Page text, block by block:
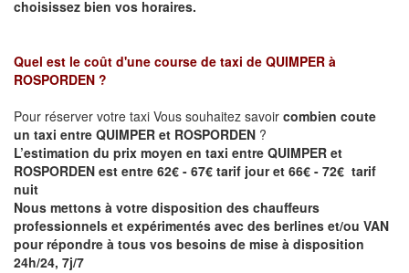
choisissez bien vos horaires.
Quel est le coût d'une course de taxi de QUIMPER à
ROSPORDEN ?
Pour réserver votre taxi Vous souhaitez savoir combien coute
un taxi entre QUIMPER et ROSPORDEN ?
L’estimation du prix moyen en taxi entre QUIMPER et
ROSPORDEN est entre 62€ - 67€ tarif jour et 66€ - 72€ tarif
nuit
Nous mettons à votre disposition des chauffeurs
professionnels et expérimentés avec des berlines et/ou VAN
pour répondre à tous vos besoins de mise à disposition
24h/24, 7j/7